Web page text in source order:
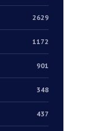
2629
1172
901
348
437